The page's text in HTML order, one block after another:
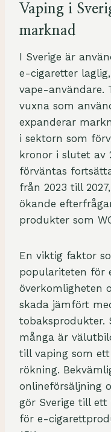
Vaping i
marknad
I Sverige är
e-cigaretter
vape-användare.
vuxna som
expanderar
i sektorn som
kronor i slutet av
förväntas
från 2023 till
ökande
produkter som
En viktig faktor
populariteten för
överkomligheten
skada jämfört
tobaksprodukter.
många är
till vaping som
rökning.
onlineförsäljning
gör Sverige till
för e-